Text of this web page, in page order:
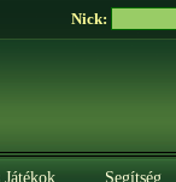
Nick:
Segítség